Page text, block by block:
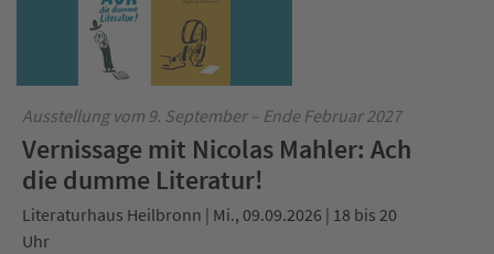
Ausstellung vom 9. September – Ende Februar 2027
Vernissage mit Nicolas Mahler: Ach
die dumme Literatur!
Literaturhaus Heilbronn | Mi., 09.09.2026 | 18 bis 20
Uhr